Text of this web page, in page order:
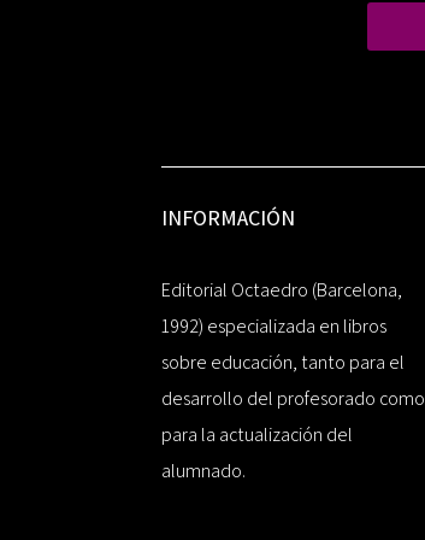
INFORMACIÓN
Editorial Octaedro (Barcelona,
1992) especializada en libros
sobre educación, tanto para el
desarrollo del profesorado como
para la actualización del
alumnado.